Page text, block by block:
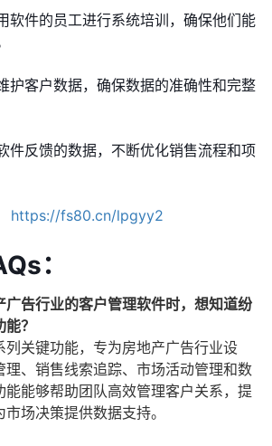
软件的员工进行系统培训，确保他们能
护客户数据，确保数据的准确性和完整
件反馈的数据，不断优化销售流程和项
https://fs80.cn/lpgyy2
：
广告行业的客户管理软件时，想知道纷
？
列关键功能，专为房地产广告行业设
理、销售线索追踪、市场活动管理和数
能能够帮助团队高效管理客户关系，提
场决策提供数据支持。